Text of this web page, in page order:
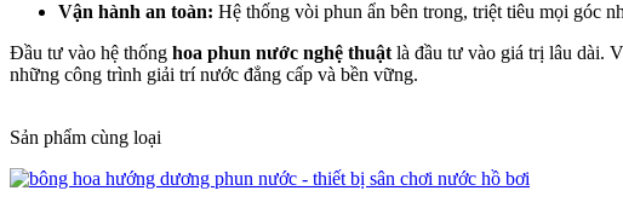
Vận hành an toàn: Hệ thống vòi phun ẩn bên trong, triệt tiêu mọi góc
Đầu tư vào hệ thống hoa phun nước nghệ thuậtlà đầu tư vào giá trị lâu dài.
những công trình giải trí nước đẳng cấp và bền vững.
Sản phẩm cùng loại